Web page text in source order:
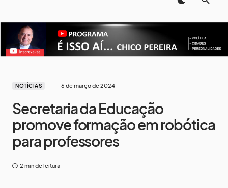
NOTÍCIAS 6 de março de 2024
Secretaria da Educação
promove formação em robótica
para professores
2 min de leitura